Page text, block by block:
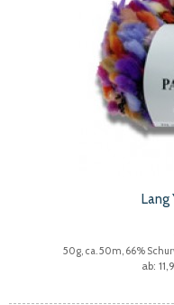
Lang
50g, ca. 50m, 66%